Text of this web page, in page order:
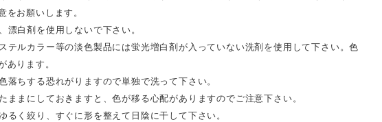
をお願いします。
漂白剤を使用しないで下さい。
テルカラー等の淡色製品には蛍光増白剤が入っていない洗剤を使用して下さい。色
あります。
落ちする恐れがりますので単独で洗って下さい。
ままにしておきますと、色が移る心配がありますのでご注意下さい。
るく絞り、すぐに形を整えて日陰に干して下さい。